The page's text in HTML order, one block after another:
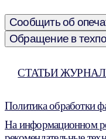
Сообщить об
Обращение в
СТАТЬИ
Политика обработки
На информационном